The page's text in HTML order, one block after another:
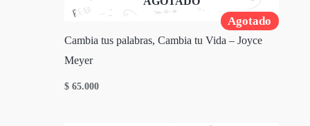
Agotado
Cambia tus palabras, Cambia tu Vida – Joyce
Meyer
$ 65.000